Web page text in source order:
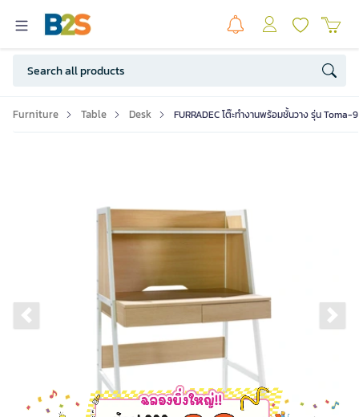
Furniture Table Desk FURRADEC โต๊ะทำงานพร้อมชั้นวาง รุ่น Toma-
Previous slide